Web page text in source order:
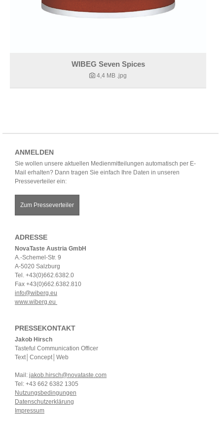
WIBEG Seven Spices
4,4 MB .jpg
ANMELDEN
Sie wollen unsere aktuellen Medienmitteilungen automatisch per E-
Mail erhalten? Dann tragen Sie einfach Ihre Daten in unseren
Presseverteiler ein:
Zum Presseverteiler
ADRESSE
NovaTaste Austria GmbH
A.-Schemel-Str. 9
A-5020 Salzburg
Tel. +43(0)662.6382.0
Fax +43(0)662.6382.810
info@wiberg.eu
www.wiberg.eu
PRESSEKONTAKT
Jakob Hirsch
Tasteful Communication Officer
Text│Concept│Web
Mail: jakob.hirsch@novataste.com
Tel: +43 662 6382 1305
Nutzungsbedingungen
Datenschutzerklärung
Impressum